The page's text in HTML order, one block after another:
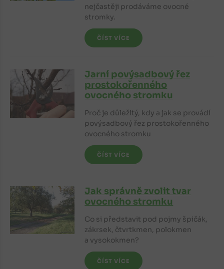
nejčastěji prodáváme ovocné
stromky.
ČÍST VÍCE
Jarní povýsadbový řez
prostokořenného
ovocného stromku
Proč je důležitý, kdy a jak se provádí
povýsadbový řez prostokořenného
ovocného stromku
ČÍST VÍCE
Jak správně zvolit tvar
ovocného stromku
Co si představit pod pojmy špičák,
zákrsek, čtvrtkmen, polokmen
a vysokokmen?
ČÍST VÍCE